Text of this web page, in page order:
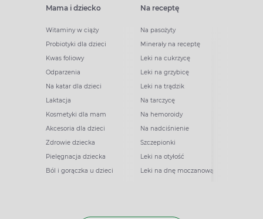
Mama i dziecko
Witaminy w ciąży
Probiotyki dla dzieci
Kwas foliowy
Odparzenia
Na katar dla dzieci
Laktacja
Kosmetyki dla mam
Akcesoria dla dzieci
Zdrowie dziecka
Pielęgnacja dziecka
Ból i gorączka u dzieci
Na receptę
Na pasożyty
Minerały na receptę
Leki na cukrzycę
Leki na grzybicę
Leki na trądzik
Na tarczycę
Na hemoroidy
Na nadciśnienie
Szczepionki
Leki na otyłość
Leki na dnę moczanową